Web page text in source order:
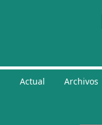
Actual Archivos